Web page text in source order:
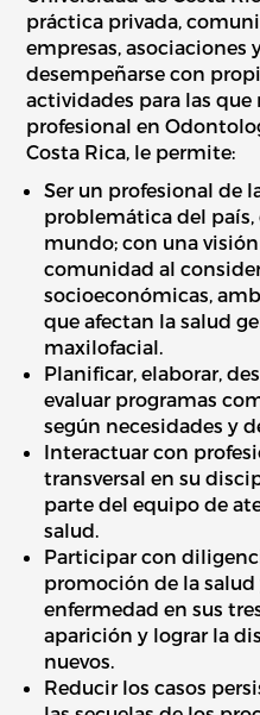
práctica privada,
empresas, asociaciones
desempeñarse con
actividades para las
profesional en
Costa Rica, le permite:
Ser un profesional de
problemática del país,
mundo; con una
comunidad al
socioeconómicas,
que afectan la salud
maxilofacial.
Planificar, elaborar,
evaluar programas
según necesidades y
Interactuar con
transversal en su
parte del equipo de
salud.
Participar con
promoción de la
enfermedad en sus
aparición y lograr la
nuevos.
Reducir los casos